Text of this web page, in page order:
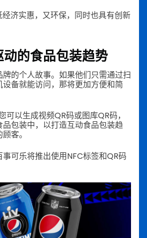
济实惠，又环保，同时也具有创新
的食品包装趋势
的个人故事。如果他们只需通过扫
备就能访问，那将更加方便和简
可以生成视频QR码或图库QR码，
包装中，以打造互动食品包装趋
客。
可乐将推出使用NFC标签和QR码